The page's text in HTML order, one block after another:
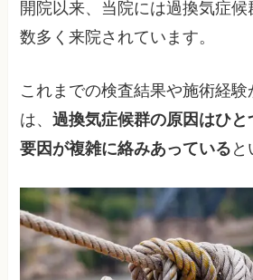
開院以来、当院には過換気症
数多く来院されています。
これまでの検査結果や施術経
は、過換気症候群の原因はひ
要因が複雑に絡みあっている と